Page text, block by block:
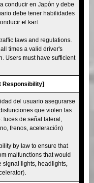
conducir en Japón y debe
debe tener habilidades
el kart.
laws and regulations.
times a valid driver's
Users must have sufficient
Responsibility]
del usuario asegurarse
que violen las
luces de señal lateral,
frenos, aceleración)
by law to ensure that
malfunctions that would
signal lights, headlights,